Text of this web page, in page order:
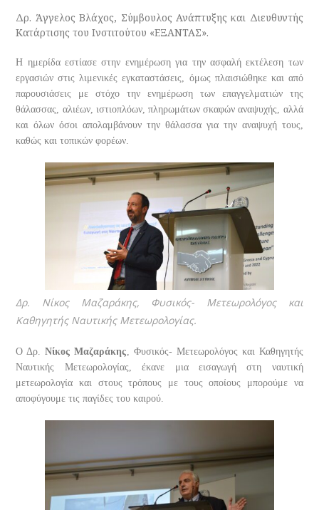
Δρ. Άγγελος Βλάχος, Σύμβουλος Ανάπτυξης και Διευθυντής
Κατάρτισης του Ινστιτούτου «ΕΞΑΝΤΑΣ».
Η ημερίδα εστίασε στην ενημέρωση για την ασφαλή εκτέλεση των
εργασιών στις λιμενικές εγκαταστάσεις, όμως πλαισιώθηκε και από
παρουσιάσεις με στόχο την ενημέρωση των επαγγελματιών της
θάλασσας, αλιέων, ιστιοπλόων, πληρωμάτων σκαφών αναψυχής, αλλά
και όλων όσοι απολαμβάνουν την θάλασσα για την αναψυχή τους,
καθώς και τοπικών φορέων.
Δρ. Νίκος Μαζαράκης, Φυσικός- Μετεωρολόγος και
Καθηγητής Ναυτικής Μετεωρολογίας.
Ο Δρ.Νίκος Μαζαράκης , Φυσικός- Μετεωρολόγος και Καθηγητής
Ναυτικής Μετεωρολογίας, έκανε μια εισαγωγή στη ναυτική
μετεωρολογία και στους τρόπους με τους οποίους μπορούμε να
αποφύγουμε τις παγίδες του καιρού.